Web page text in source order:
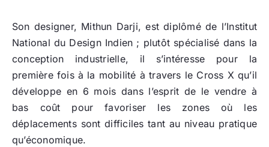
Son designer, Mithun Darji, est diplômé de l’Institut
National du Design Indien ; plutôt spécialisé dans la
conception industrielle, il s’intéresse pour la
première fois à la mobilité à travers le Cross X qu’il
développe en 6 mois dans l’esprit de le vendre à
bas coût pour favoriser les zones où les
déplacements sont difficiles tant au niveau pratique
qu’économique.